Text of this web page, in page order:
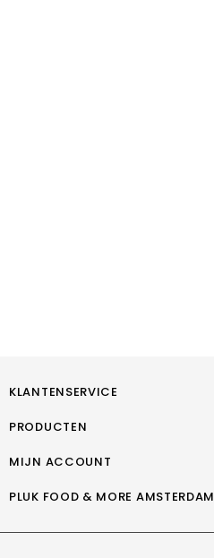
KLANTENSERVICE
PRODUCTEN
MIJN ACCOUNT
PLUK FOOD & MORE AMSTERDAM